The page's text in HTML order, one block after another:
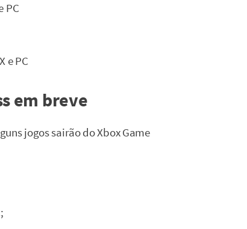
PC
e PC
em breve
jogos sairão do Xbox Game